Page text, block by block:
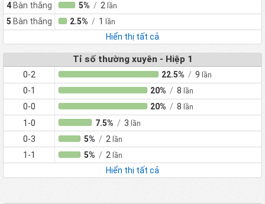
4 Bàn thắng 5% / 2 lần
5 Bàn thắng 2.5% / 1 lần
Hiển thị tất cả
Tỉ số thường xuyên - Hiệp 1
0-2 22.5% / 9 lần
0-1 20% / 8 lần
0-0 20% / 8 lần
1-0 7.5% / 3 lần
0-3 5% / 2 lần
1-1 5% / 2 lần
Hiển thị tất cả